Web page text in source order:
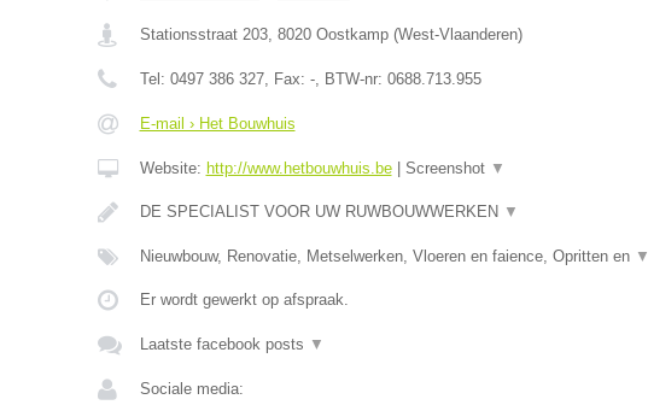
Stationsstraat 203, 8020 Oostkamp(West-Vlaanderen)
Tel: 0497 386 327, Fax: -, BTW-nr: 0688.713.955
E-mail › Het Bouwhuis
Website: http://www.hetbouwhuis.be| Screenshot ▼
DE SPECIALIST VOOR UW RUWBOUWWERKEN ▼
Nieuwbouw, Renovatie, Metselwerken, Vloeren en faience, Opritten en ▼
Er wordt gewerkt op afspraak.
Laatste facebook posts ▼
Sociale media: